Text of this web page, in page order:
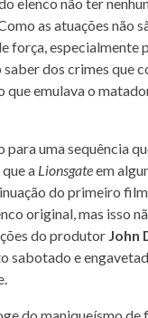
as atuações não
força, especialmente
saber dos crimes que
que emulava o
para uma sequência
a Lionsgateem
do primeiro
original, mas isso
do produtor John
sabotado e